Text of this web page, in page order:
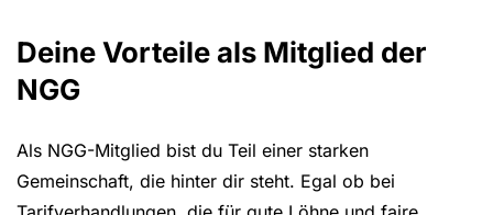
Deine Vorteile als Mitglied der
NGG
Als NGG-Mitglied bist du Teil einer starken
Gemeinschaft, die hinter dir steht. Egal ob bei